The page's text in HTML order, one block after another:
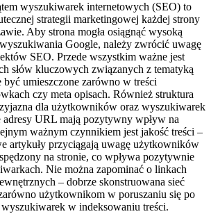
wyszukiwarek internetowych (SEO) to
strategii marketingowej każdej strony
Aby strona mogła osiągnąć wysoką
Google, należy zwrócić uwagę
SEO. Przede wszystkim ważne jest
słów kluczowych związanych z tematyką
umieszczone zarówno w treści
czy meta opisach. Również struktura
dla użytkowników oraz wyszukiwarek
adresy URL mają pozytywny wpływ na
ważnym czynnikiem jest jakość treści –
artykuły przyciągają uwagę użytkowników
na stronie, co wpływa pozytywnie
Nie można zapominać o linkach
– dobrze skonstruowana sieć
użytkownikom w poruszaniu się po
w indeksowaniu treści.